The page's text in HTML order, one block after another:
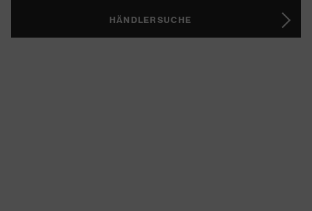
HÄNDLERSUCHE